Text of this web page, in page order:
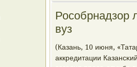
Рособрнадзор
вуз
(Казань, 10 июня,
аккредитации